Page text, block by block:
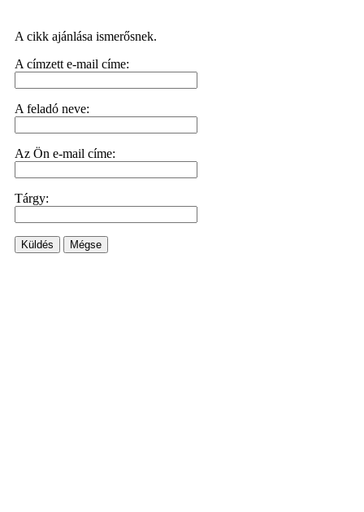
A cikk ajánlása ismerősnek.
A címzett e-mail címe:
A feladó neve:
Az Ön e-mail címe:
Tárgy:
Küldés Mégse